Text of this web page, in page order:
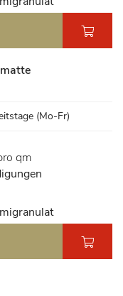
(Mo-Fr)
qm